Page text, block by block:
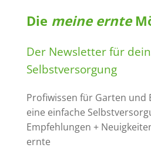
Die meine ernte
Der Newsletter für
Selbstversorgung
Profiwissen für Garten und
eine einfache
Empfehlungen +
ernte